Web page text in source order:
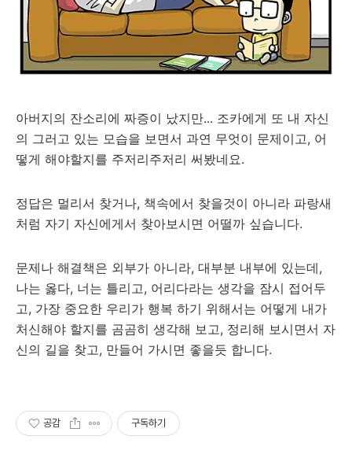
아버지의 잔소리에 짜증이 났지만... 조카에게 또 내 자신
의 그러고 있는 모습을 보면서 과연 무엇이 문제이고, 어
떻게 해야할지를 주저리주저리 써봤네요.
정답은 멀리서 찾거나, 책속에서 찾을것이 아니라 파랑새
처럼 자기 자신에게서 찾아보시면 어떨까 싶습니다.
문제나 해결책은 외부가 아니라, 대부분 내부에 있는데,
나는 옳다, 너는 틀리고, 어리다라는 생각을 잠시 접어두
고, 가장 중요한 우리가 행복 하기 위해서는 어떻게 내가
처신해야 할지를 곰곰히 생각해 보고, 정리해 보시면서 자
신의 길을 찾고, 만들어 가시면 좋을듯 합니다.
공감 구독하기